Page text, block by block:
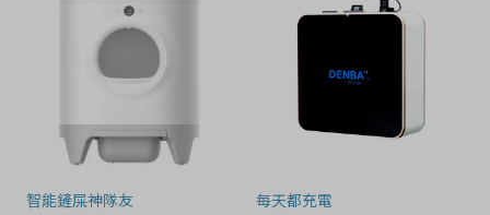
智能鏟屎神隊友 每天都充電